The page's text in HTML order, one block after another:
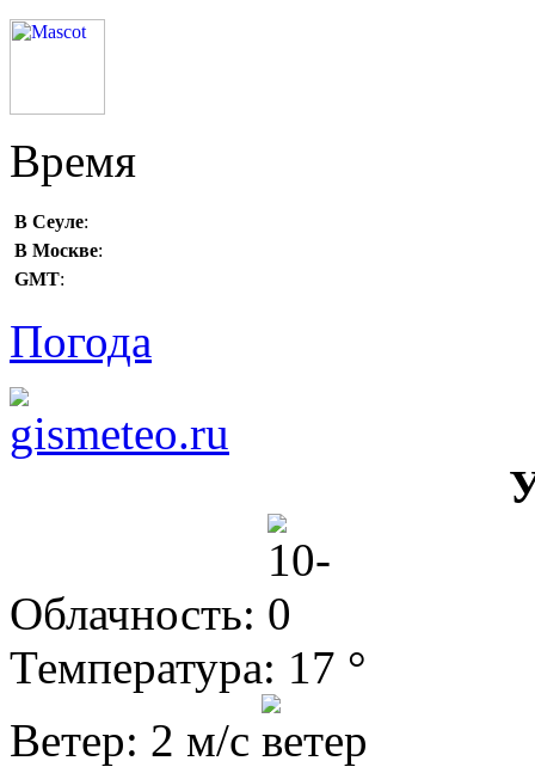
Время
В Сеуле:
В Москве:
GMT:
Погода
Облачность:
Температура: 17 °
Ветер: 2 м/с